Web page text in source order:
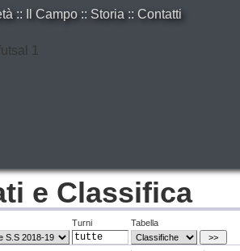
:: Il Campo :: Storia :: Contatti
e Classifica
Turni Tabella